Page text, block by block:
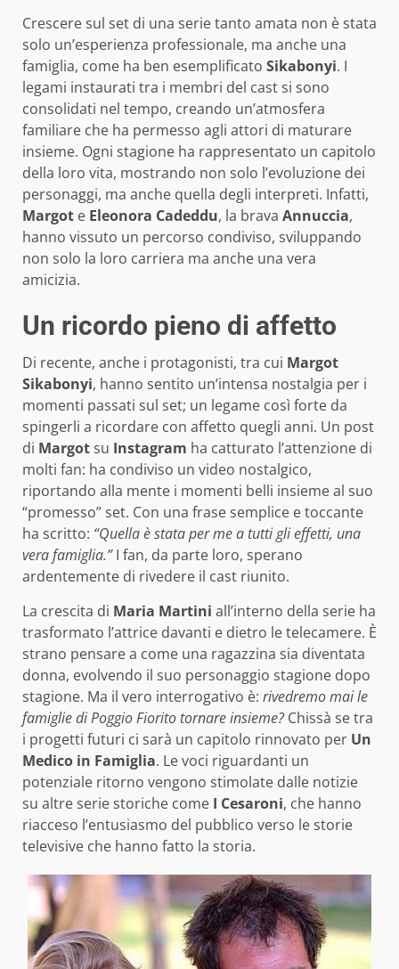
Crescere sul set di una serie tanto amata non è stata
solo un’esperienza professionale, ma anche una
famiglia, come ha ben esemplificato Sikabonyi. I
legami instaurati tra i membri del cast si sono
consolidati nel tempo, creando un’atmosfera
familiare che ha permesso agli attori di maturare
insieme. Ogni stagione ha rappresentato un capitolo
della loro vita, mostrando non solo l’evoluzione dei
personaggi, ma anche quella degli interpreti. Infatti,
Margot e Eleonora Cadeddu, la brava Annuccia,
hanno vissuto un percorso condiviso, sviluppando
non solo la loro carriera ma anche una vera
amicizia.
Un ricordo pieno di affetto
Di recente, anche i protagonisti, tra cui Margot
Sikabonyi, hanno sentito un’intensa nostalgia per i
momenti passati sul set; un legame così forte da
spingerli a ricordare con affetto quegli anni. Un post
di Margotsu Instagram ha catturato l’attenzione di
molti fan: ha condiviso un video nostalgico,
riportando alla mente i momenti belli insieme al suo
“promesso” set. Con una frase semplice e toccante
ha scritto: “Quella è stata per me a tutti gli effetti, una
vera famiglia.”I fan, da parte loro, sperano
ardentemente di rivedere il cast riunito.
La crescita di Maria Martini all’interno della serie ha
trasformato l’attrice davanti e dietro le telecamere. È
strano pensare a come una ragazzina sia diventata
donna, evolvendo il suo personaggio stagione dopo
stagione. Ma il vero interrogativo è: rivedremo mai le
famiglie di Poggio Fiorito tornare insieme?Chissà se tra
i progetti futuri ci sarà un capitolo rinnovato per Un
Medico in Famiglia. Le voci riguardanti un
potenziale ritorno vengono stimolate dalle notizie
su altre serie storiche come I Cesaroni, che hanno
riacceso l’entusiasmo del pubblico verso le storie
televisive che hanno fatto la storia.